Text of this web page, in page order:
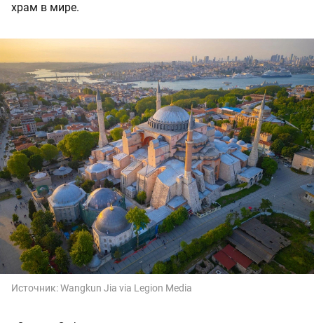
храм в мире.
Источник:Wangkun Jia via Legion Media